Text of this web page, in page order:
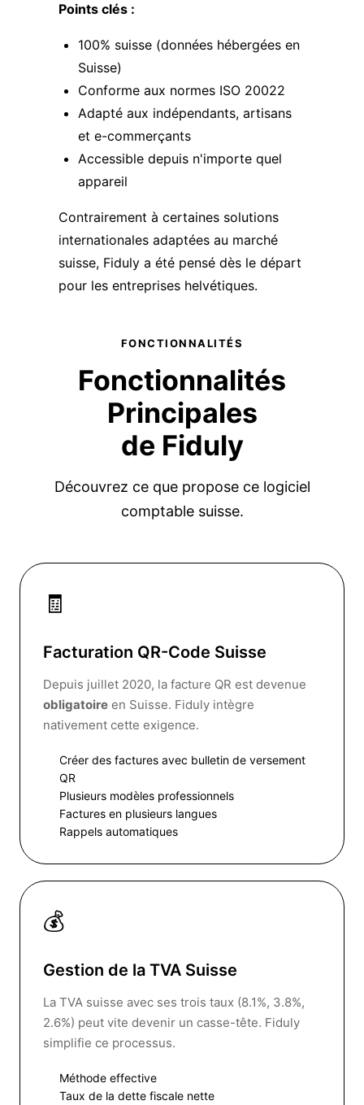
Points clés :
100% suisse (données hébergées en
Suisse)
Conforme aux normes ISO 20022
Adapté aux indépendants, artisans
et e-commerçants
Accessible depuis n'importe quel
appareil
Contrairement à certaines solutions
internationales adaptées au marché
suisse, Fiduly a été pensé dès le départ
pour les entreprises helvétiques.
FONCTIONNALITÉS
Fonctionnalités
Principales
de Fiduly
Découvrez ce que propose ce logiciel
comptable suisse.
🧾
Facturation QR-Code Suisse
Depuis juillet 2020, la facture QR est devenue
obligatoire en Suisse. Fiduly intègre
nativement cette exigence.
Créer des factures avec bulletin de versement
QR
Plusieurs modèles professionnels
Factures en plusieurs langues
Rappels automatiques
💰
Gestion de la TVA Suisse
La TVA suisse avec ses trois taux (8.1%, 3.8%,
2.6%) peut vite devenir un casse-tête. Fiduly
simplifie ce processus.
Méthode effective
Taux de la dette fiscale nette